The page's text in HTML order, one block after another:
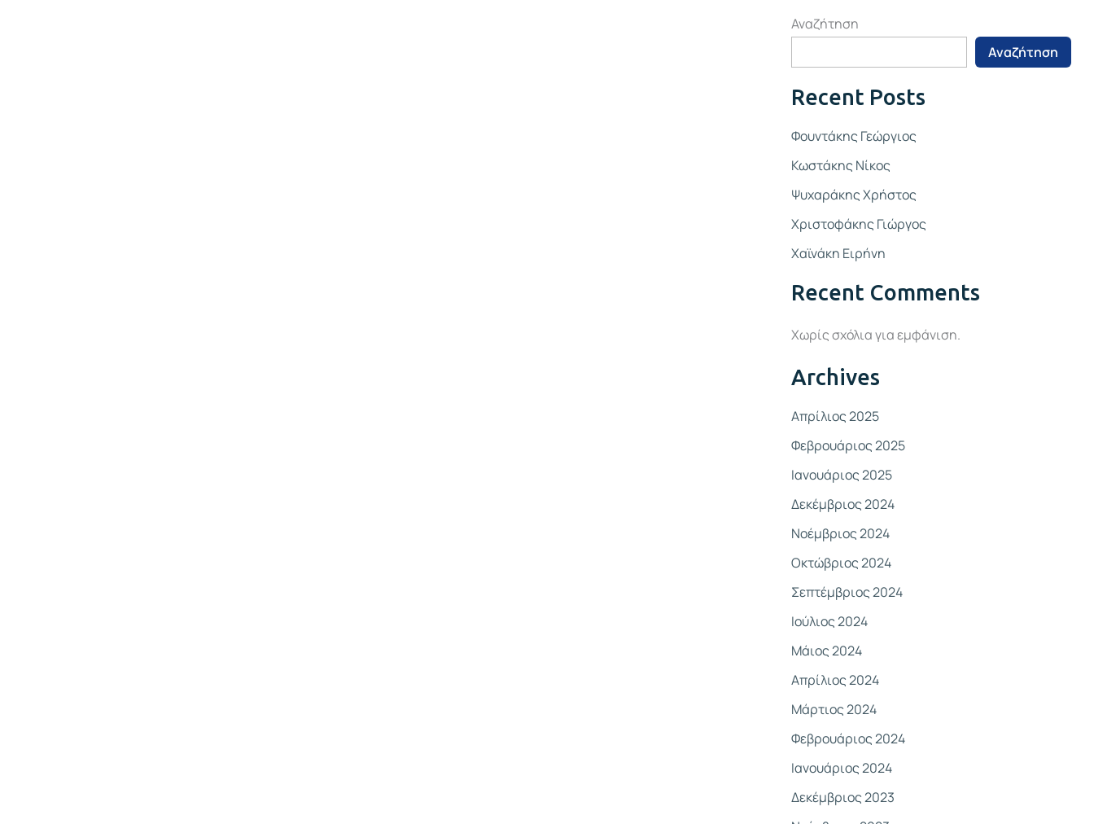
Αναζήτηση
Αναζήτηση
Recent Posts
Φουντάκης Γεώργιος
Κωστάκης Νίκος
Ψυχαράκης Χρήστος
Χριστοφάκης Γιώργος
Χαϊνάκη Ειρήνη
Recent Comments
Χωρίς σχόλια για εμφάνιση.
Archives
Απρίλιος 2025
Φεβρουάριος 2025
Ιανουάριος 2025
Δεκέμβριος 2024
Νοέμβριος 2024
Οκτώβριος 2024
Σεπτέμβριος 2024
Ιούλιος 2024
Μάιος 2024
Απρίλιος 2024
Μάρτιος 2024
Φεβρουάριος 2024
Ιανουάριος 2024
Δεκέμβριος 2023